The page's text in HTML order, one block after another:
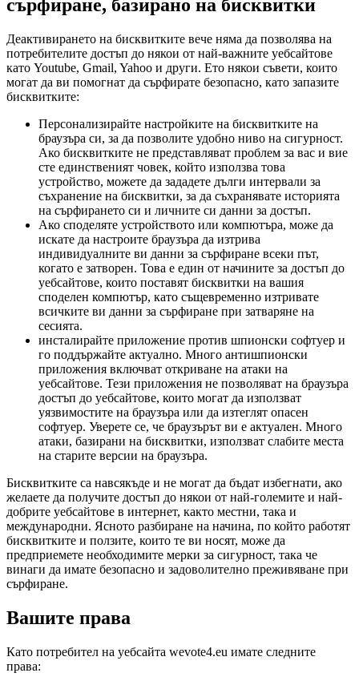
сърфиране, базирано на бисквитки
Деактивирането на бисквитките вече няма да позволява на
потребителите достъп до някои от най-важните уебсайтове
като Youtube, Gmail, Yahoo и други. Ето някои съвети, които
могат да ви помогнат да сърфирате безопасно, като запазите
бисквитките:
Персонализирайте настройките на бисквитките на
браузъра си, за да позволите удобно ниво на сигурност.
Ако бисквитките не представляват проблем за вас и вие
сте единственият човек, който използва това
устройство, можете да зададете дълги интервали за
съхранение на бисквитки, за да съхранявате историята
на сърфирането си и личните си данни за достъп.
Ако споделяте устройството или компютъра, може да
искате да настроите браузъра да изтрива
индивидуалните ви данни за сърфиране всеки път,
когато е затворен. Това е един от начините за достъп до
уебсайтове, които поставят бисквитки на вашия
споделен компютър, като същевременно изтривате
всичките ви данни за сърфиране при затваряне на
сесията.
инсталирайте приложение против шпионски софтуер и
го поддържайте актуално. Много антишпионски
приложения включват откриване на атаки на
уебсайтове. Тези приложения не позволяват на браузъра
достъп до уебсайтове, които могат да използват
уязвимостите на браузъра или да изтеглят опасен
софтуер. Уверете се, че браузърът ви е актуален. Много
атаки, базирани на бисквитки, използват слабите места
на старите версии на браузъра.
Бисквитките са навсякъде и не могат да бъдат избегнати, ако
желаете да получите достъп до някои от най-големите и най-
добрите уебсайтове в интернет, както местни, така и
международни. Ясното разбиране на начина, по който работят
бисквитките и ползите, които те ви носят, може да
предприемете необходимите мерки за сигурност, така че
винаги да имате безопасно и задоволително преживяване при
сърфиране.
Вашите права
Като потребител на уебсайта wevote4.eu имате следните
права: